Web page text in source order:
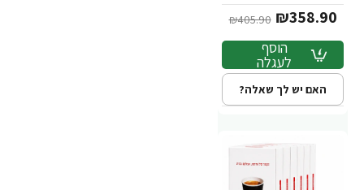
₪358.90
₪405.90
הוסף
לעגלה
האם יש לך שאלה?